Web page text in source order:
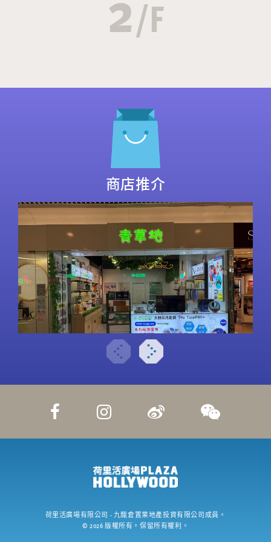
/F
商店推介
荷里活廣場有限公司 - 九龍倉置業地產投資有限公司成員。
© 2026版權所有。保留所有權利。